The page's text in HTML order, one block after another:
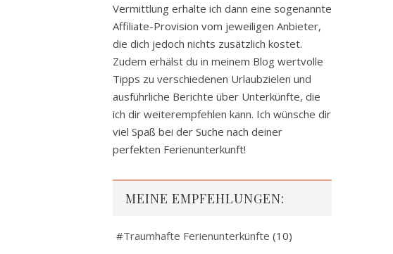
Vermittlung erhalte ich dann eine sogenannte
Affiliate-Provision vom jeweiligen Anbieter,
die dich jedoch nichts zusätzlich kostet.
Zudem erhälst du in meinem Blog wertvolle
Tipps zu verschiedenen Urlaubzielen und
ausführliche Berichte über Unterkünfte, die
ich dir weiterempfehlen kann. Ich wünsche dir
viel Spaß bei der Suche nach deiner
perfekten Ferienunterkunft!
MEINE EMPFEHLUNGEN:
#Traumhafte Ferienunterkünfte (10)